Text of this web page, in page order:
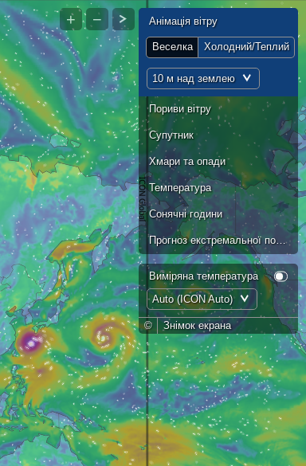
Виміряна температура
Auto (ICON Auto)
© Знімок екрана
Анімація вітру
Веселка Холодний/Теплий
10 м над землею
Пориви вітру
Супутник
Хмари та опади
Температура
Сонячні години
Прогноз екстремальної погоди
+ −